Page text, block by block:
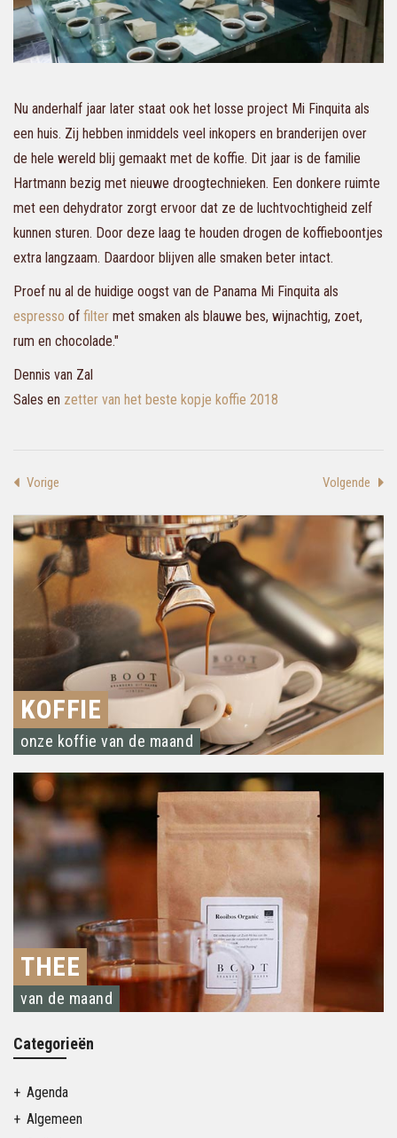
Nu anderhalf jaar later staat ook het losse project Mi Finquita als
een huis. Zij hebben inmiddels veel inkopers en branderijen over
de hele wereld blij gemaakt met de koffie. Dit jaar is de familie
Hartmann bezig met nieuwe droogtechnieken. Een donkere ruimte
met een dehydrator zorgt ervoor dat ze de luchtvochtigheid zelf
kunnen sturen. Door deze laag te houden drogen de koffieboontjes
extra langzaam. Daardoor blijven alle smaken beter intact.
Proef nu al de huidige oogst van de Panama Mi Finquita als
espresso of filter met smaken als blauwe bes, wijnachtig, zoet,
rum en chocolade."
Dennis van Zal
Sales en zetter van het beste kopje koffie 2018
Vorige Volgende
KOFFIE
onze koffie van de maand
THEE
van de maand
Categorieën
Agenda
Algemeen